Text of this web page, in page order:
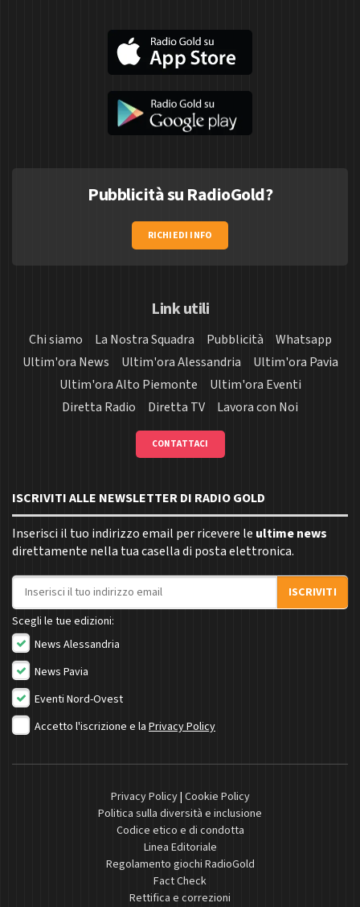
Pubblicità su RadioGold?
RICHIEDI INFO
Link utili
Chi siamo La Nostra Squadra Pubblicità
Whatsapp
Ultim'ora News
Ultim'ora Alessandria
Ultim'ora Pavia
Ultim'ora Alto Piemonte
Ultim'ora Eventi
Diretta Radio
Diretta TV Lavora con Noi
CONTATTACI
ISCRIVITI ALLE NEWSLETTER DI RADIO GOLD
Inserisci il tuo indirizzo email per ricevere le ultime news
direttamente nella tua casella di posta elettronica.
Indirizzo email
ISCRIVITI
Scegli le tue edizioni:
News Alessandria
News Pavia
Eventi Nord-Ovest
Accetto l'iscrizione e la Privacy Policy
Privacy Policy| Cookie Policy
Politica sulla diversità e inclusione
Codice etico e di condotta
Linea Editoriale
Regolamento giochi RadioGold
Fact Check
Rettifica e correzioni